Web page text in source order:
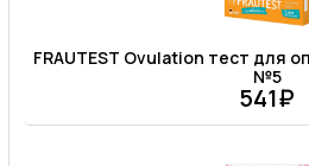
FRAUTEST Ovulation тест для
№5
541₽